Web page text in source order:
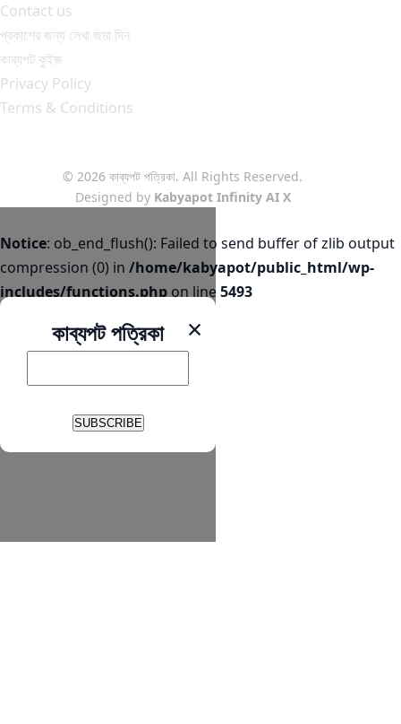
Contact us
প্রকাশের জন্য লেখা জমা দিন
কাব্যপট কুইজ
Privacy Policy
Terms & Conditions
© 2026 কাব্যপট পত্রিকা. All Rights Reserved.
Designed by Kabyapot Infinity AI X
×
কাব্যপট পত্রিকা
SUBSCRIBE
Notice: ob_end_flush(): Failed to send buffer of zlib output
compression (0) in /home/kabyapot/public_html/wp-
includes/functions.php on line5493